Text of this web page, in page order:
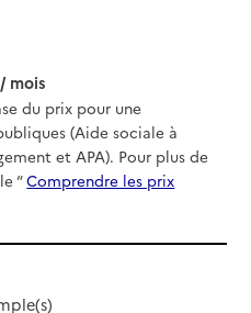
mois
du prix pour une
(Aide sociale à
et APA). Pour plus de
“Comprendre les prix